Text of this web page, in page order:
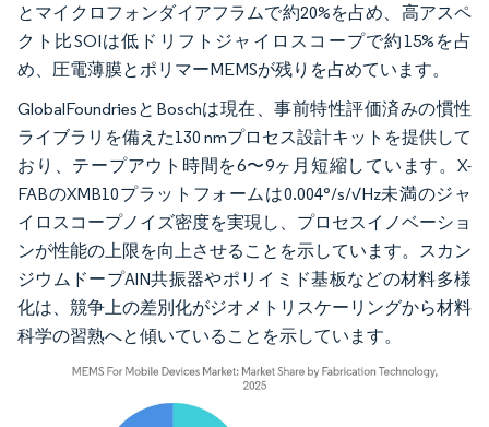
とマイクロフォンダイアフラムで約20%を占め、高アスペ
クト比SOIは低ドリフトジャイロスコープで約15%を占
め、圧電薄膜とポリマーMEMSが残りを占めています。
GlobalFoundriesとBoschは現在、事前特性評価済みの慣性
ライブラリを備えた130 nmプロセス設計キットを提供して
おり、テープアウト時間を6〜9ヶ月短縮しています。X-
FABのXMB10プラットフォームは0.004°/s/√Hz未満のジャ
イロスコープノイズ密度を実現し、プロセスイノベーショ
ンが性能の上限を向上させることを示しています。スカン
ジウムドープAlN共振器やポリイミド基板などの材料多様
化は、競争上の差別化がジオメトリスケーリングから材料
科学の習熟へと傾いていることを示しています。